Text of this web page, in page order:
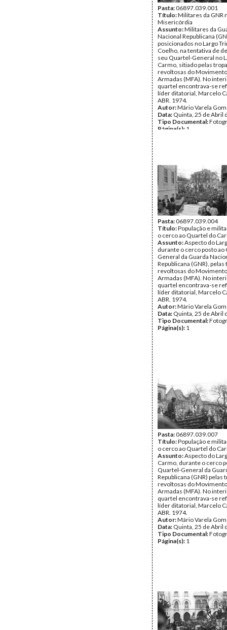
Pasta:06897.039.001
Título:Militares da GNR
Misericórdia
Assunto:Militares da
Nacional Republicana
posicionados no Largo
Coelho, na tentativa de
seu Quartel-General no
Carmo, sitiado pelas
revoltosas do
Armadas (MFA). No
quartel encontrava-se
líder ditatorial, Marcelo
ABR. 1974.
Autor:Mário Varela
Data: Quinta, 25 de Abril
Tipo Documental:
Página(s): 1
Pasta:06897.039.004
Título:População e
o cerco ao Quartel do
Assunto:Aspecto do
durante o cerco posto ao
General da Guarda
Republicana (GNR), pelas
revoltosas do
Armadas (MFA). No
quartel encontrava-se
líder ditatorial, Marcelo
ABR. 1974.
Autor:Mário Varela
Data: Quinta, 25 de Abril
Tipo Documental:
Página(s): 1
Pasta:06897.039.007
Título:População e
o cerco ao Quartel do
Assunto:Aspecto do
Carmo, durante o cerco
Quartel-General da
Republicana (GNR) pelas
revoltosas do
Armadas (MFA). No
quartel encontrava-se
líder ditatorial, Marcelo
ABR. 1974.
Autor:Mário Varela
Data: Quinta, 25 de Abril
Tipo Documental:
Página(s): 1